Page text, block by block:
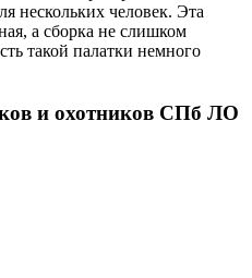
нескольких человек. Эта
а сборка не слишком
такой палатки немного
и охотников СПб ЛО